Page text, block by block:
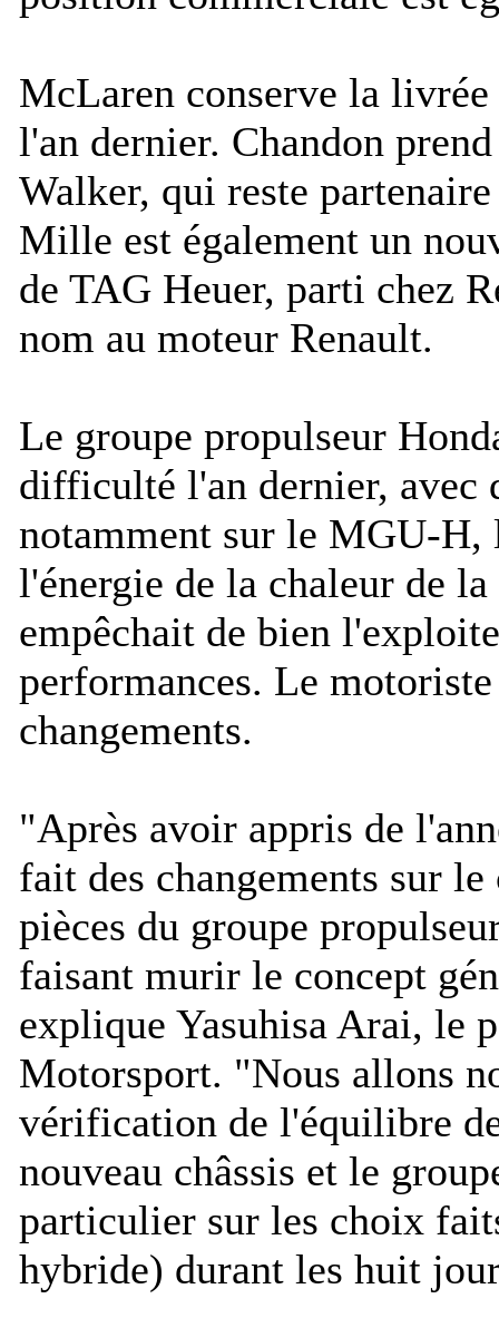
McLaren conserve la
l'an dernier. Chandon
Walker, qui reste
Mille est également un
de TAG Heuer, parti chez
nom au moteur Renault.
Le groupe propulseur
difficulté l'an dernier, avec
notamment sur le MGU-H,
l'énergie de la chaleur de
empêchait de bien
performances. Le
changements.
"Après avoir appris de
fait des changements sur
pièces du groupe
faisant murir le concept
explique Yasuhisa Arai, le
Motorsport. "Nous allons
vérification de l'équilibre
nouveau châssis et le
particulier sur les choix
hybride) durant les huit